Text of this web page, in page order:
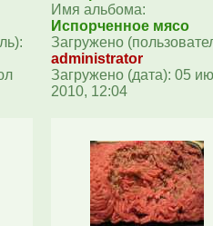
Имя альбома:
Испорченное мясо
Загружено
administrator
Загружено (дата): 05
2010, 12:04